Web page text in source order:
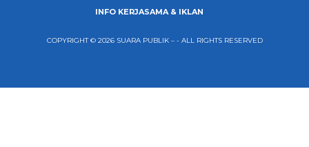
INFO KERJASAMA & IKLAN
COPYRIGHT © 2026 SUARA PUBLIK – - ALL RIGHTS RESERVED